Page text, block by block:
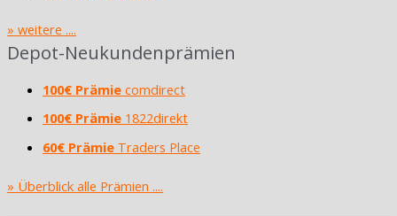
» weitere ....
Depot-Neukundenprämien
100€ Prämie comdirect
100€ Prämie 1822direkt
60€ Prämie Traders Place
» Überblick alle Prämien ....